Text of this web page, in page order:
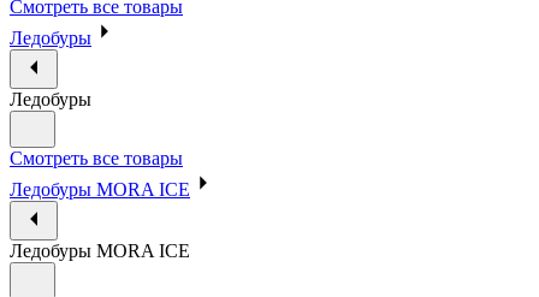
Смотреть все товары
Ледобуры
Ледобуры
Смотреть все товары
Ледобуры MORA ICE
Ледобуры MORA ICE